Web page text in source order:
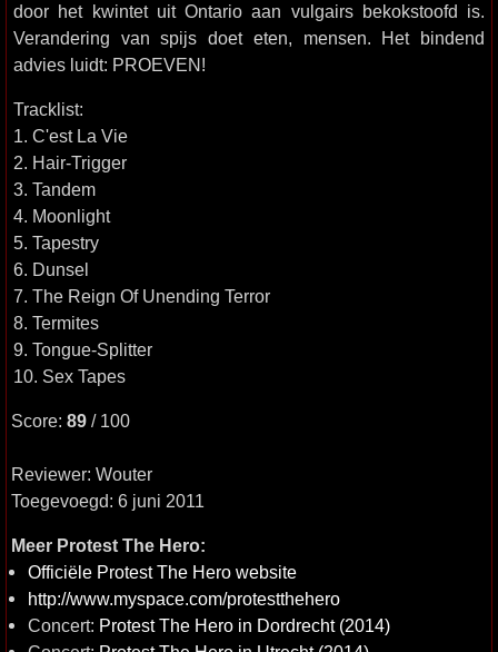
door het kwintet uit Ontario aan vulgairs bekokstoofd is.
Verandering van spijs doet eten, mensen. Het bindend
advies luidt: PROEVEN!
Tracklist:
1. C'est La Vie
2. Hair-Trigger
3. Tandem
4. Moonlight
5. Tapestry
6. Dunsel
7. The Reign Of Unending Terror
8. Termites
9. Tongue-Splitter
10. Sex Tapes
Score: 89 / 100
Reviewer: Wouter
Toegevoegd: 6 juni 2011
Meer Protest The Hero:
Officiële Protest The Hero website
http://www.myspace.com/protestthehero
Concert: Protest The Hero in Dordrecht (2014)